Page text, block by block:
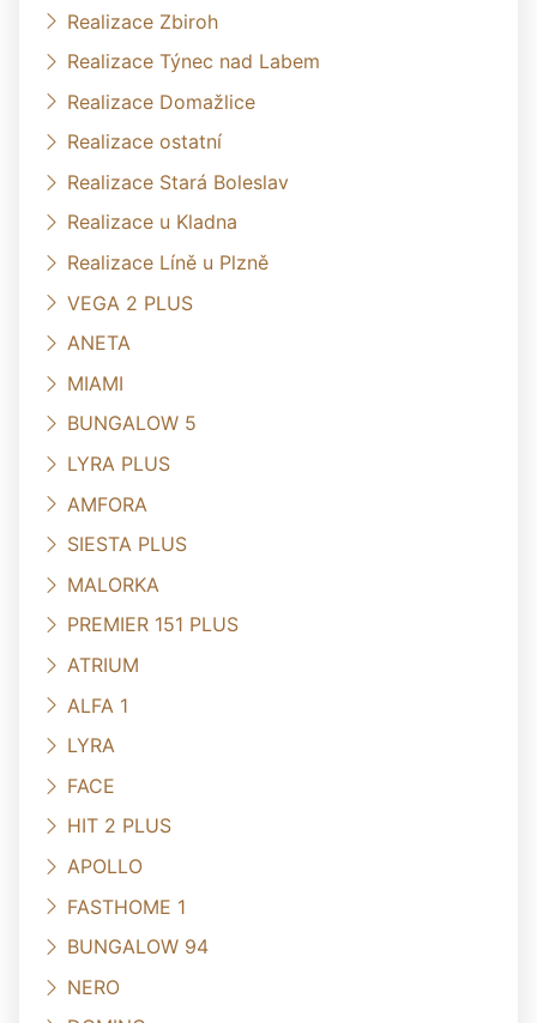
Realizace Zbiroh
Realizace Týnec nad Labem
Realizace Domažlice
Realizace ostatní
Realizace Stará Boleslav
Realizace u Kladna
Realizace Líně u Plzně
VEGA 2 PLUS
ANETA
MIAMI
BUNGALOW 5
LYRA PLUS
AMFORA
SIESTA PLUS
MALORKA
PREMIER 151 PLUS
ATRIUM
ALFA 1
LYRA
FACE
HIT 2 PLUS
APOLLO
FASTHOME 1
BUNGALOW 94
NERO